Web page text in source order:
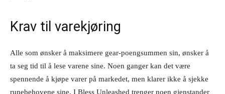
Krav til varekjøring
Alle som ønsker å maksimere gear-poengsummen sin, ønsker å
ta seg tid til å lese varene sine. Noen ganger kan det være
spennende å kjøpe varer på markedet, men klarer ikke å sjekke
runebehovene sine. I Bless Unleashed trenger noen gjenstander